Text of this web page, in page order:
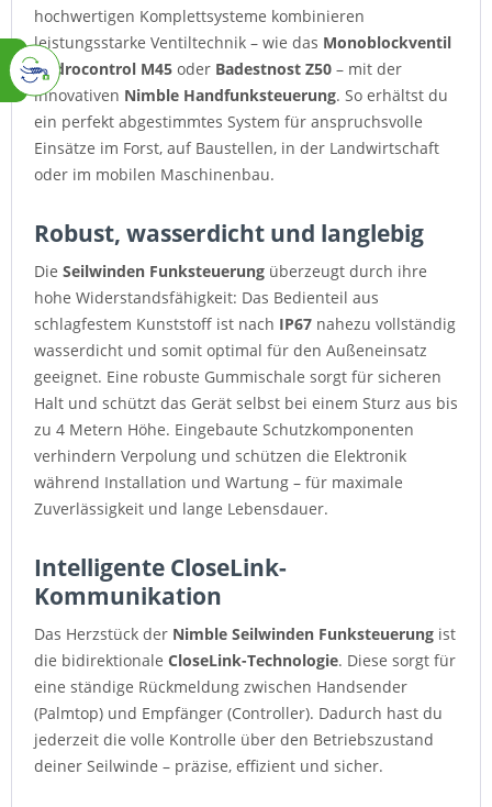
hochwertigen Komplettsysteme kombinieren
leistungsstarke Ventiltechnik – wie das Monoblockventil
Hydrocontrol M45 oder Badestnost Z50 – mit der
innovativen Nimble Handfunksteuerung. So erhältst du
ein perfekt abgestimmtes System für anspruchsvolle
Einsätze im Forst, auf Baustellen, in der Landwirtschaft
oder im mobilen Maschinenbau.
Robust, wasserdicht und langlebig
Die Seilwinden Funksteuerung überzeugt durch ihre
hohe Widerstandsfähigkeit: Das Bedienteil aus
schlagfestem Kunststoff ist nach IP67 nahezu vollständig
wasserdicht und somit optimal für den Außeneinsatz
geeignet. Eine robuste Gummischale sorgt für sicheren
Halt und schützt das Gerät selbst bei einem Sturz aus bis
zu 4 Metern Höhe. Eingebaute Schutzkomponenten
verhindern Verpolung und schützen die Elektronik
während Installation und Wartung – für maximale
Zuverlässigkeit und lange Lebensdauer.
Intelligente CloseLink-
Kommunikation
Das Herzstück der Nimble Seilwinden Funksteuerung ist
die bidirektionale CloseLink-Technologie. Diese sorgt für
eine ständige Rückmeldung zwischen Handsender
(Palmtop) und Empfänger (Controller). Dadurch hast du
jederzeit die volle Kontrolle über den Betriebszustand
deiner Seilwinde – präzise, effizient und sicher.